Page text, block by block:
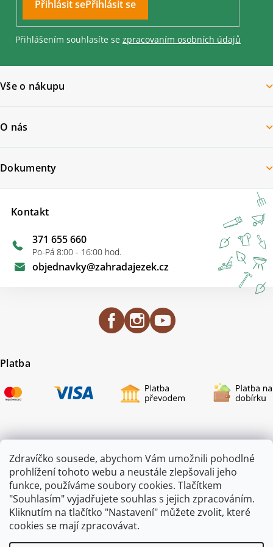
Zdravíčko sousede, abychom Vám umožnili pohodlné
prohlížení tohoto webu a neustále zlepšovali jeho
funkce, používáme soubory cookies. Tlačítkem
"Souhlasím" vyjadřujete souhlas s jejich zpracováním.
Kliknutím na tlačítko "Nastavení" můžete zvolit, které
cookies se mají zpracovávat.
Přihlásit se
Přihlášením souhlasíte se zpracovaním osobních údajů
Vše o nákupu
O nás
Kontakt
objednavky@zahradajezek.cz
371 655 660
Po-Pá 8:00 - 16:00 hod.
Dokumenty
Platba
Certifikace